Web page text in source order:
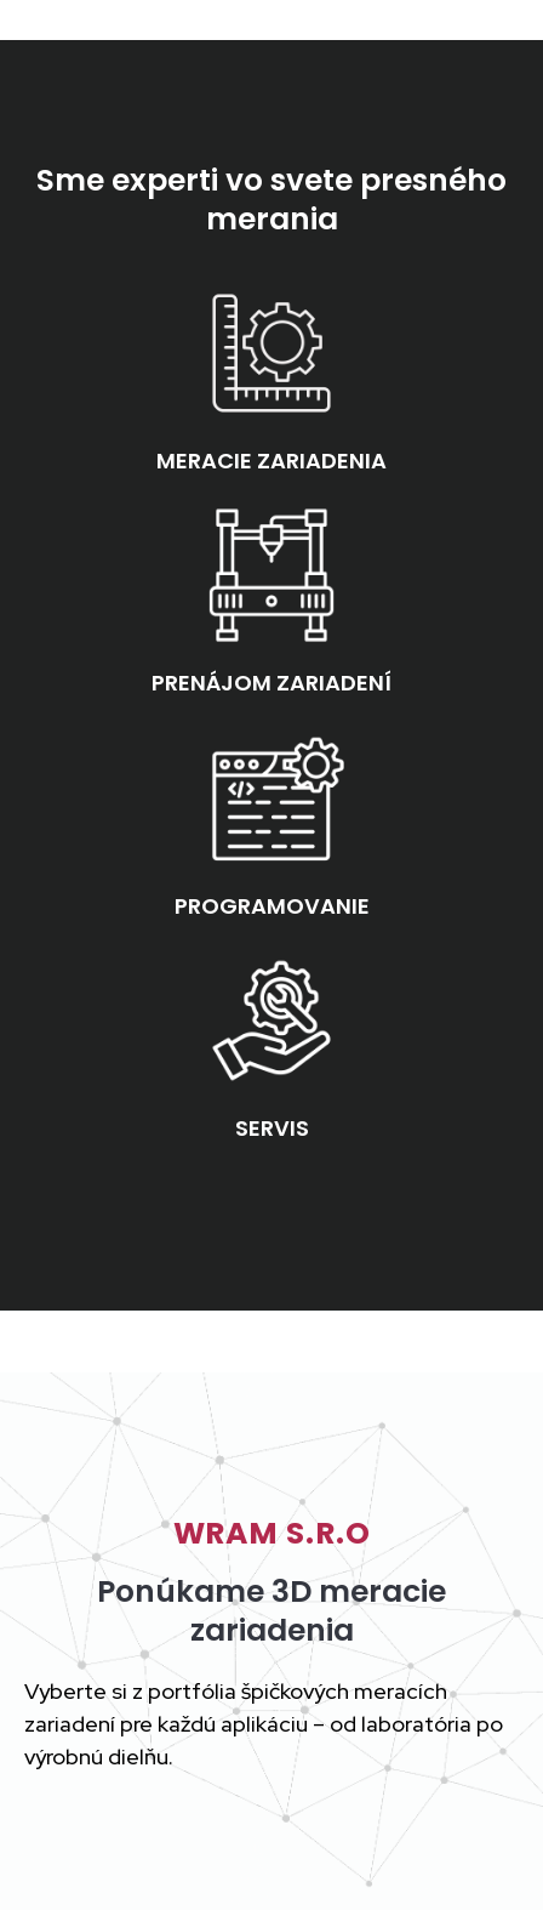
Sme experti vo svete presného
merania
MERACIE ZARIADENIA
PRENÁJOM ZARIADENÍ
PROGRAMOVANIE
SERVIS
WRAM S.R.O
Ponúkame 3D meracie
zariadenia
Vyberte si z portfólia špičkových meracích
zariadení pre každú aplikáciu – od laboratória po
výrobnú dielňu.